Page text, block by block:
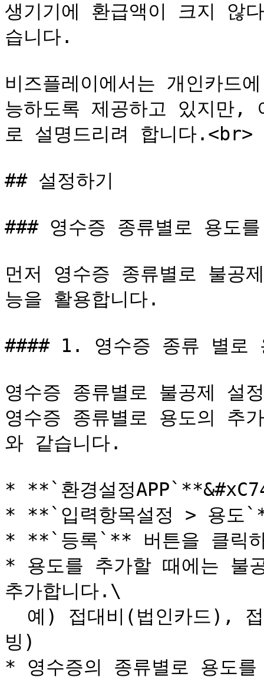
생기기에 환급액이 크지 않
습니다.
비즈플레이에서는 개인카드
능하도록 제공하고 있지만,
로 설명드리려 합니다.<br>
## 설정하기
### 영수증 종류별로 용도
먼저 영수증 종류별로 불공
능을 활용합니다.
#### 1. 영수증 종류 별로
영수증 종류별로 불공제 설
영수증 종류별로 용도의 추
와 같습니다.
* **`환경설정
* **`입력항목설정 > 용도
* **`등록`** 버튼을 클릭
* 용도를 추가할 때에는 불
추가합니다.\
빙)
* 영수증의 종류별로 용도